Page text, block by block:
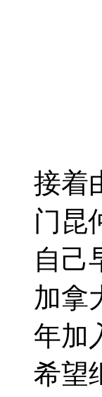
接着
门昆
自己
加拿
年加
希望